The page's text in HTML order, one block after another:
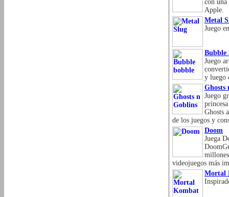
con
Apple.
Metal
Juego
Bubble
Juego
y luego
Ghosts
Juego
Ghosts
de los juegos y
Doom
Juega
videojuegos más
Mortal